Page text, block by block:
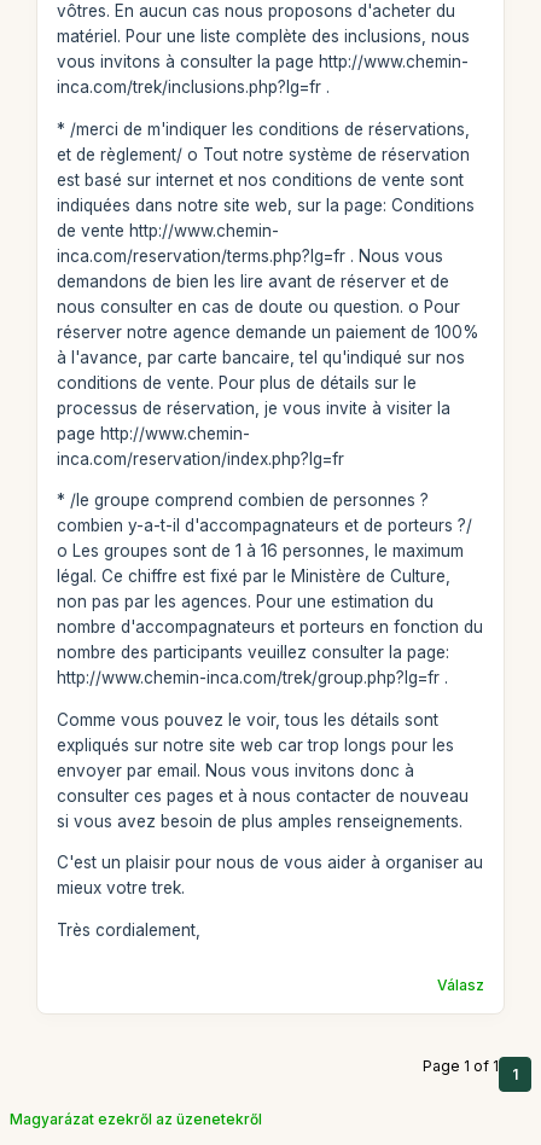
vôtres. En aucun cas nous proposons d'acheter du
matériel. Pour une liste complète des inclusions, nous
vous invitons à consulter la page http://www.chemin-
inca.com/trek/inclusions.php?lg=fr .
* /merci de m'indiquer les conditions de réservations,
et de règlement/ o Tout notre système de réservation
est basé sur internet et nos conditions de vente sont
indiquées dans notre site web, sur la page: Conditions
de vente http://www.chemin-
inca.com/reservation/terms.php?lg=fr . Nous vous
demandons de bien les lire avant de réserver et de
nous consulter en cas de doute ou question. o Pour
réserver notre agence demande un paiement de 100%
à l'avance, par carte bancaire, tel qu'indiqué sur nos
conditions de vente. Pour plus de détails sur le
processus de réservation, je vous invite à visiter la
page http://www.chemin-
inca.com/reservation/index.php?lg=fr
* /le groupe comprend combien de personnes ?
combien y-a-t-il d'accompagnateurs et de porteurs ?/
o Les groupes sont de 1 à 16 personnes, le maximum
légal. Ce chiffre est fixé par le Ministère de Culture,
non pas par les agences. Pour une estimation du
nombre d'accompagnateurs et porteurs en fonction du
nombre des participants veuillez consulter la page:
http://www.chemin-inca.com/trek/group.php?lg=fr .
Comme vous pouvez le voir, tous les détails sont
expliqués sur notre site web car trop longs pour les
envoyer par email. Nous vous invitons donc à
consulter ces pages et à nous contacter de nouveau
si vous avez besoin de plus amples renseignements.
C'est un plaisir pour nous de vous aider à organiser au
mieux votre trek.
Très cordialement,
Válasz
Page 1 of 1 1
Magyarázat ezekről az üzenetekről